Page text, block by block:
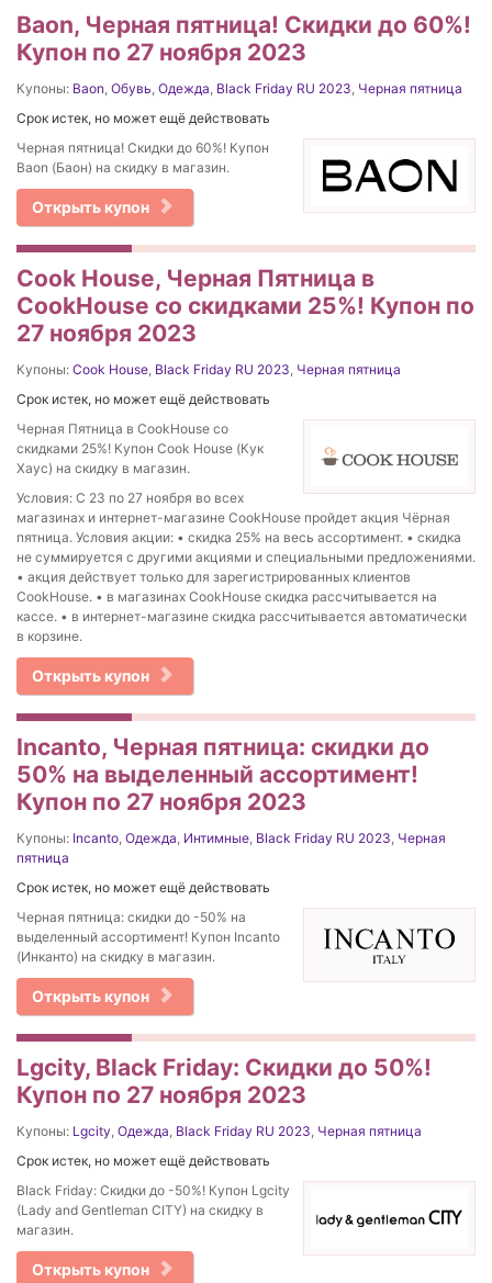
Baon, Черная пятница! Скидки до 60%!
Купон по 27 ноября 2023
Купоны: Baon, Обувь, Одежда, Black Friday RU 2023, Черная пятница
Срок истек, но может ещё действовать
Черная пятница! Скидки до 60%! Купон
Baon (Баон) на скидку в магазин.
Открыть купон
Cook House, Черная Пятница в
CookHouse со скидками 25%! Купон по
27 ноября 2023
Купоны: Cook House, Black Friday RU 2023, Черная пятница
Срок истек, но может ещё действовать
Черная Пятница в CookHouse со
скидками 25%! Купон Cook House (Кук
Хаус) на скидку в магазин.
Условия: С 23 по 27 ноября во всех
магазинах и интернет-магазине CookHouse пройдет акция Чёрная
пятница. Условия акции: • скидка 25% на весь ассортимент. • скидка
не суммируется с другими акциями и специальными предложениями.
• акция действует только для зарегистрированных клиентов
CookHouse. • в магазинах CookHouse скидка рассчитывается на
кассе. • в интернет-магазине скидка рассчитывается автоматически
в корзине.
Открыть купон
Incanto, Черная пятница: скидки до
50% на выделенный ассортимент!
Купон по 27 ноября 2023
Купоны: Incanto, Одежда, Интимные, Black Friday RU 2023, Черная
пятница
Срок истек, но может ещё действовать
Черная пятница: скидки до -50% на
выделенный ассортимент! Купон Incanto
(Инканто) на скидку в магазин.
Открыть купон
Lgcity, Black Friday: Скидки до 50%!
Купон по 27 ноября 2023
Купоны: Lgcity, Одежда, Black Friday RU 2023, Черная пятница
Срок истек, но может ещё действовать
Black Friday: Скидки до -50%! Купон Lgcity
(Lady and Gentleman CITY) на скидку в
магазин.
Открыть купон